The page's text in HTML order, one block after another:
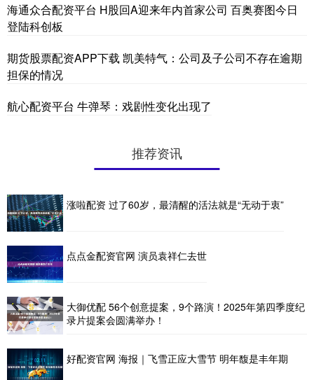
海通众合配资平台 H股回A迎来年内首家公司 百奥赛图今日
登陆科创板
期货股票配资APP下载 凯美特气：公司及子公司不存在逾期
担保的情况
航心配资平台 牛弹琴：戏剧性变化出现了
推荐资讯
涨啦配资 过了60岁，最清醒的活法就是“无动于衷”
点点金配资官网 演员袁祥仁去世
大御优配 56个创意提案，9个路演！2025年第四季度纪
录片提案会圆满举办！
好配资官网 海报｜飞雪正应大雪节 明年馥是丰年期